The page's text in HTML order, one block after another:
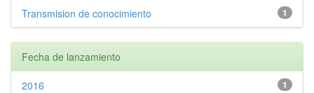
1
Transmision de conocimiento
Fecha de lanzamiento
1
2016